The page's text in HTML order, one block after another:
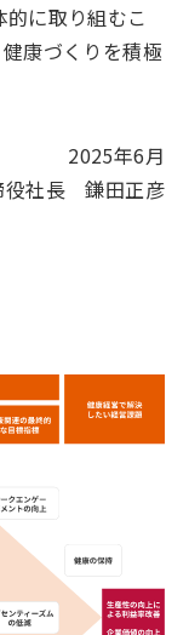
に取り組むこ
康づくりを積極
2025年6月
役社長 鎌田正彦